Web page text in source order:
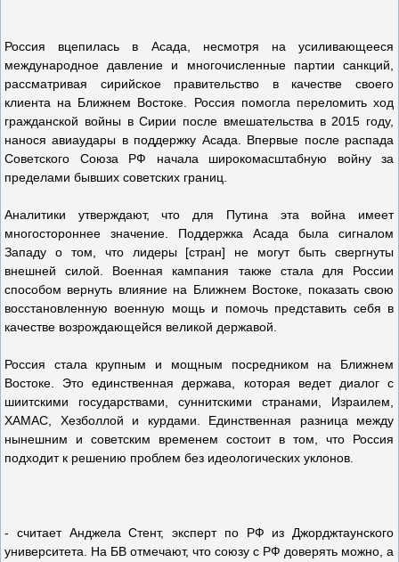
Россия вцепилась в Асада, несмотря на усиливающееся
международное давление и многочисленные партии санкций,
рассматривая сирийское правительство в качестве своего
клиента на Ближнем Востоке. Россия помогла переломить ход
гражданской войны в Сирии после вмешательства в 2015 году,
нанося авиаудары в поддержку Асада. Впервые после распада
Советского Союза РФ начала широкомасштабную войну за
пределами бывших советских границ.
Аналитики утверждают, что для Путина эта война имеет
многостороннее значение. Поддержка Асада была сигналом
Западу о том, что лидеры [стран] не могут быть свергнуты
внешней силой. Военная кампания также стала для России
способом вернуть влияние на Ближнем Востоке, показать свою
восстановленную военную мощь и помочь представить себя в
качестве возрождающейся великой державой.
Россия стала крупным и мощным посредником на Ближнем
Востоке. Это единственная держава, которая ведет диалог с
шиитскими государствами, суннитскими странами, Израилем,
ХАМАС, Хезболлой и курдами. Единственная разница между
нынешним и советским временем состоит в том, что Россия
подходит к решению проблем без идеологических уклонов.
- считает Анджела Стент, эксперт по РФ из Джорджтаунского
университета. На БВ отмечают, что союзу с РФ доверять можно, а